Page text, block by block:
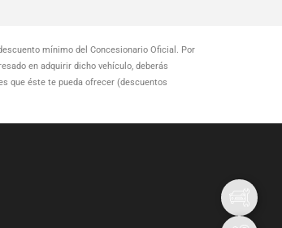
mínimo del Concesionario Oficial. Por
en adquirir dicho vehículo, deberás
que éste te pueda ofrecer (descuentos